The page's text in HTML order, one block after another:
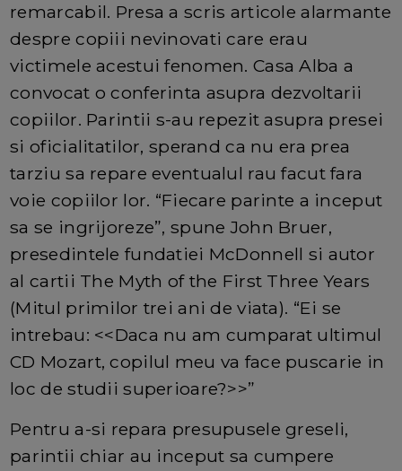
remarcabil. Presa a scris articole alarmante
despre copiii nevinovati care erau
victimele acestui fenomen. Casa Alba a
convocat o conferinta asupra dezvoltarii
copiilor. Parintii s-au repezit asupra presei
si oficialitatilor, sperand ca nu era prea
tarziu sa repare eventualul rau facut fara
voie copiilor lor. “Fiecare parinte a inceput
sa se ingrijoreze”, spune John Bruer,
presedintele fundatiei McDonnell si autor
al cartii The Myth of the First Three Years
(Mitul primilor trei ani de viata). “Ei se
intrebau: <<Daca nu am cumparat ultimul
CD Mozart, copilul meu va face puscarie in
loc de studii superioare?>>”
Pentru a-si repara presupusele greseli,
parintii chiar au inceput sa cumpere